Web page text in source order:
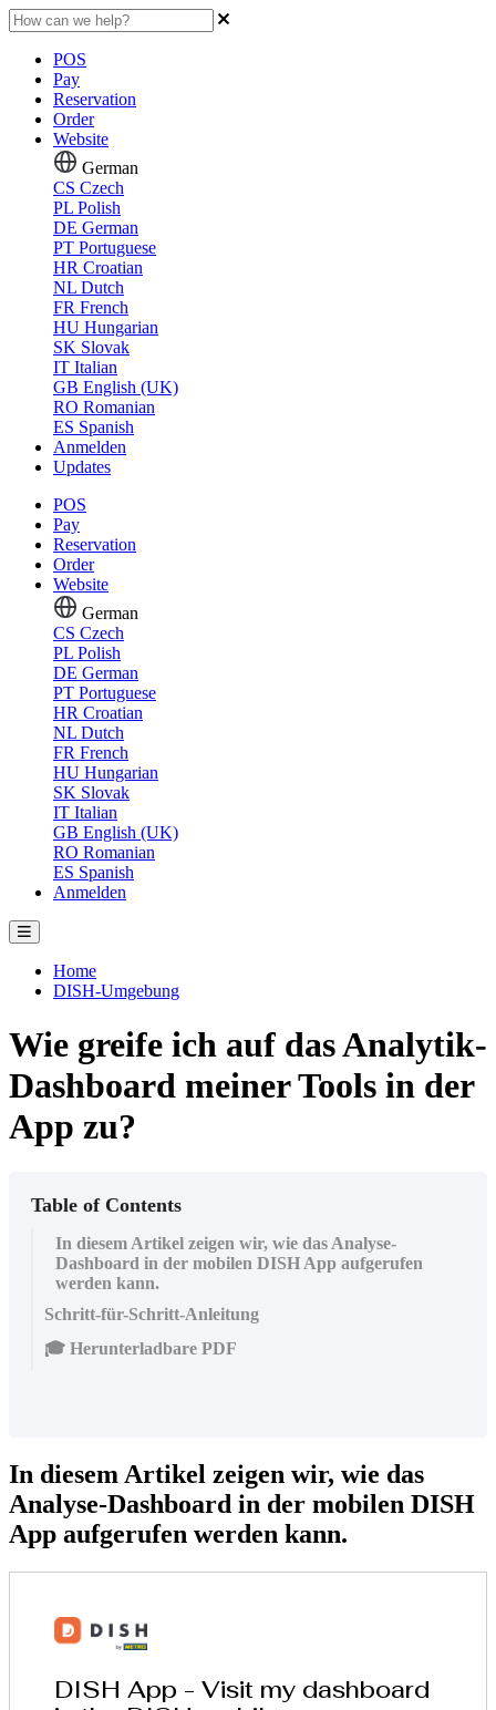
POS
Pay
Reservation
Order
Website
German
CS Czech
PL Polish
DE German
PT Portuguese
HR Croatian
NL Dutch
FR French
HU Hungarian
SK Slovak
IT Italian
GB English (UK)
RO Romanian
ES Spanish
Anmelden
Updates
POS
Pay
Reservation
Order
Website
German
CS Czech
PL Polish
DE German
PT Portuguese
HR Croatian
NL Dutch
FR French
HU Hungarian
SK Slovak
IT Italian
GB English (UK)
RO Romanian
ES Spanish
Anmelden
Home
DISH-Umgebung
Wie greife ich auf das Analytik-
Dashboard meiner Tools in der
App zu?
Table of Contents
In diesem Artikel zeigen wir, wie das Analyse-
Dashboard in der mobilen DISH App aufgerufen
werden kann.
Schritt-für-Schritt-Anleitung
🎓 Herunterladbare PDF
In diesem Artikel zeigen wir, wie das
Analyse-Dashboard in der mobilen DISH
App aufgerufen werden kann.